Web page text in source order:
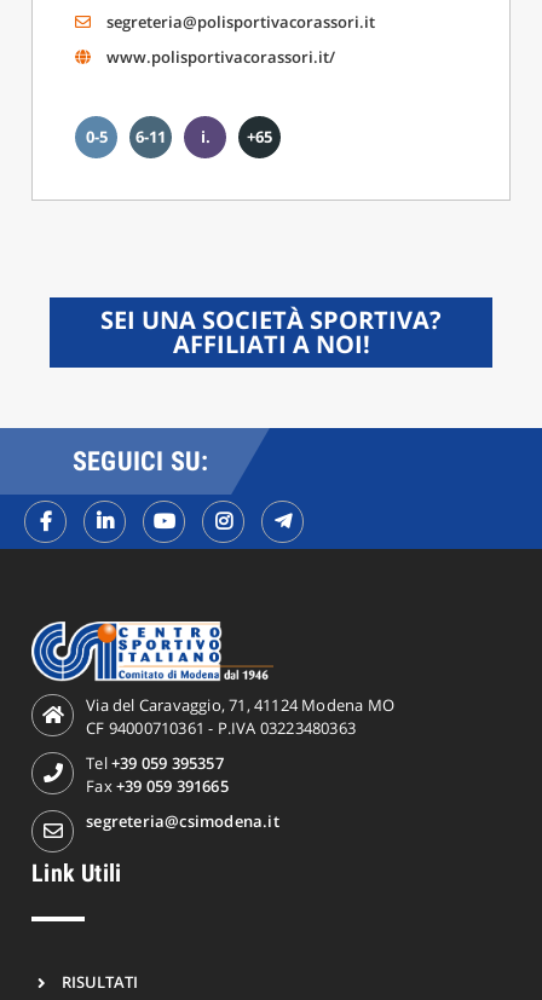
segreteria@polisportivacorassori.it
www.polisportivacorassori.it/
0-5 6-11 i. +65
SEI UNA SOCIETÀ SPORTIVA?
AFFILIATI A NOI!
SEGUICI SU:
Via del Caravaggio, 71, 41124 Modena MO
CF 94000710361 - P.IVA 03223480363
Tel+39 059 395357
Fax+39 059 391665
segreteria@csimodena.it
Link Utili
RISULTATI